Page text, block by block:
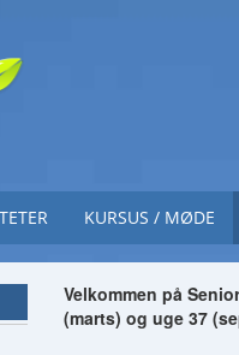
KURSUS / MØDE
Velkommen på
(marts) og uge 37